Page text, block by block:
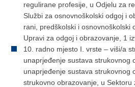
regulirane profesije, u Odjelu za
Službi za osnovnoškolski odgoj i
rani, predškolski i osnovnoškolski
Upravi za odgoj i obrazovanje, 1
10. radno mjesto I. vrste – viši/a
unaprjeđenje sustava strukovnog
unaprjeđenje sustava strukovnog
strukovno obrazovanje, u Sektoru